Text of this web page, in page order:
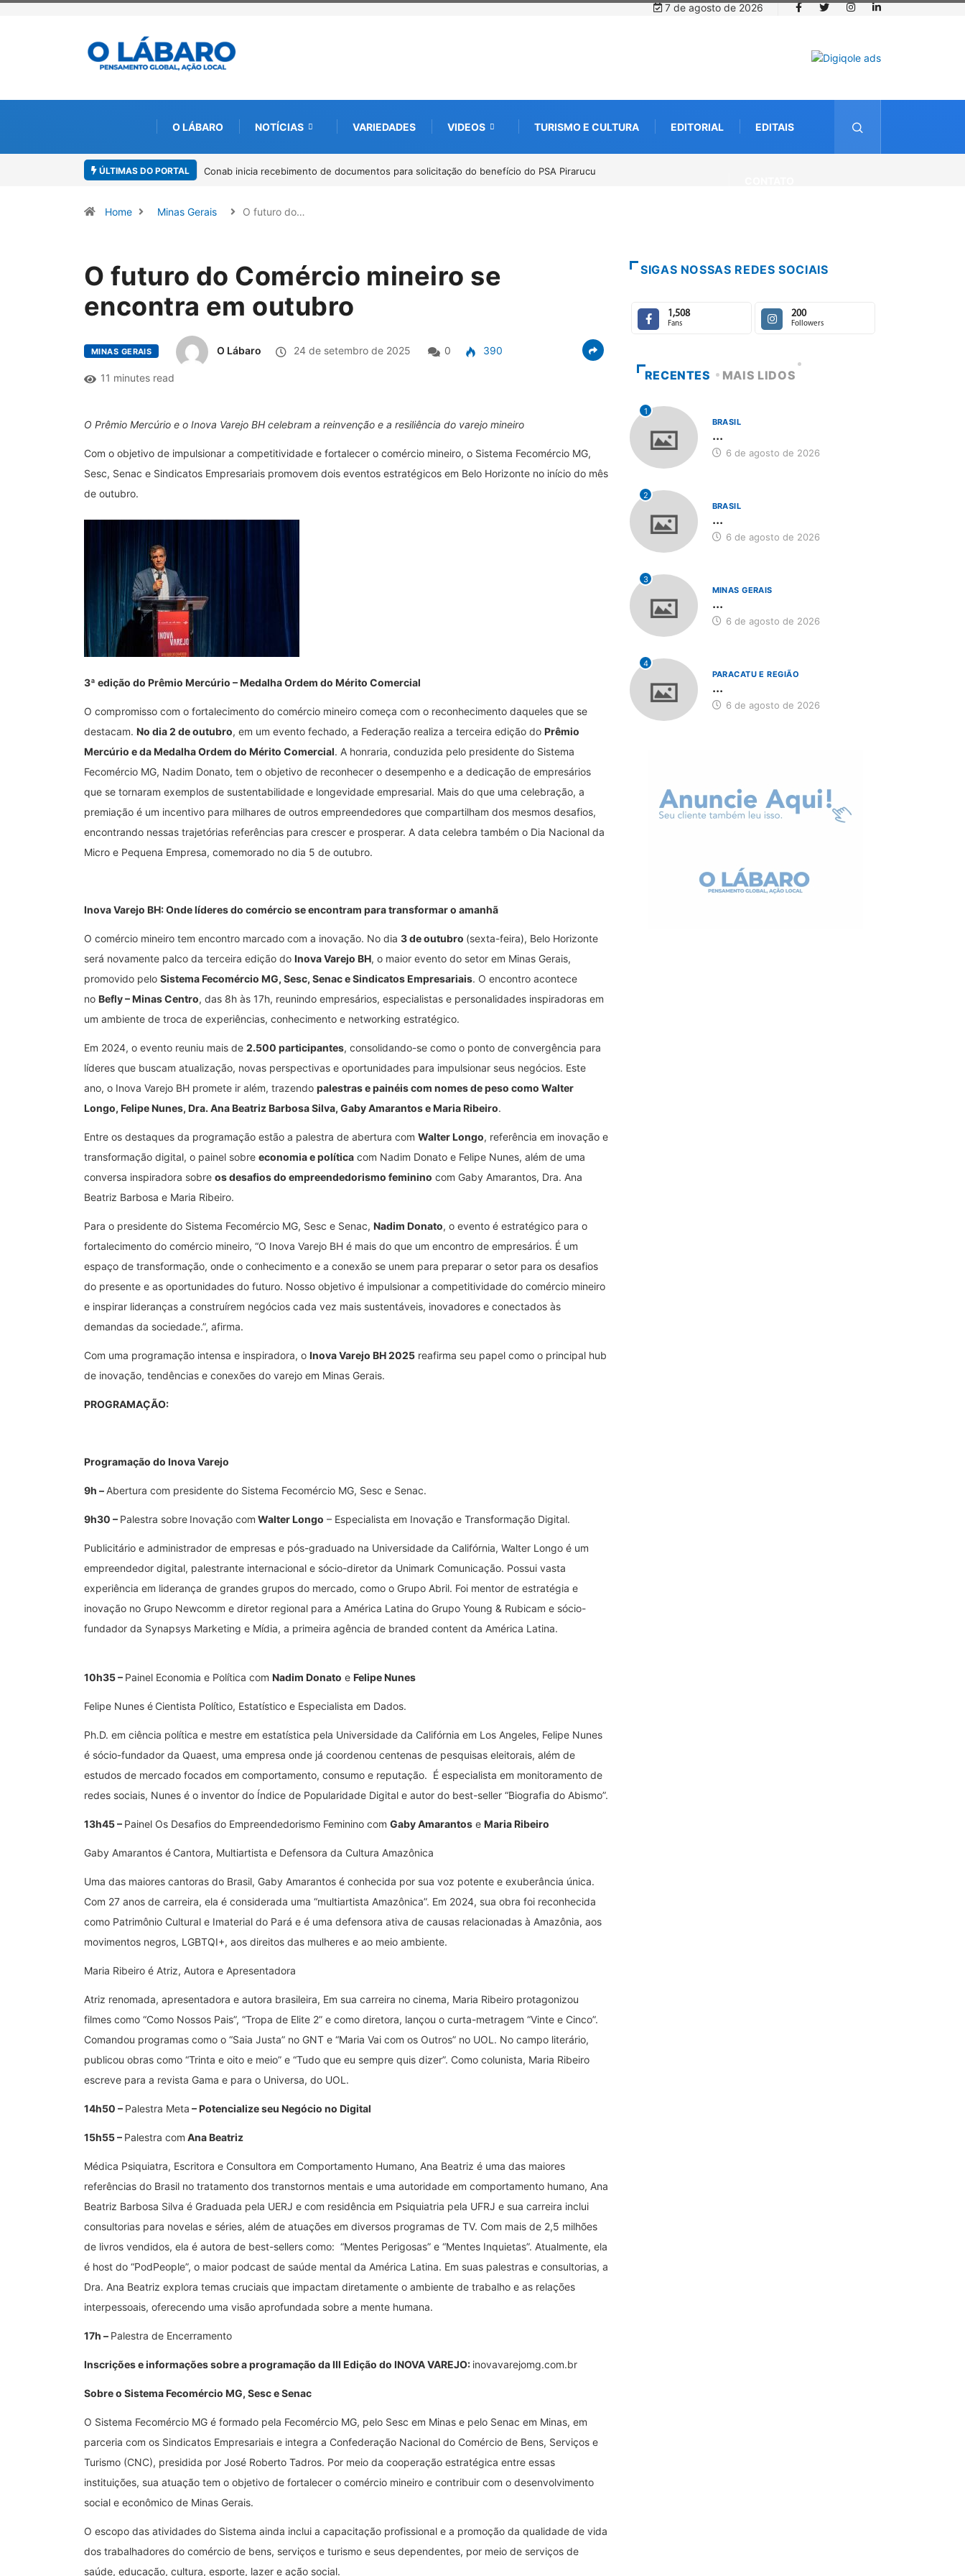
7 de agosto de 2026
O LÁBARO NOTÍCIAS VARIEDADES VIDEOS TURISMO E CULTURA EDITORIAL EDITAIS
ÚLTIMAS DO PORTAL
solicitação do benefício do PSA PirarucuWorkshop internacional debate futuro da piscicultura com espécies nativas da
Home Minas Gerais O futuro do…
O futuro do Comércio mineiro se
encontra em outubro
MINAS GERAIS O Lábaro 24 de setembro de 2025 0 390
11 minutes read
O Prêmio Mercúrio e o Inova Varejo BH celebram a reinvenção e a resiliência do varejo mineiro
Com o objetivo de impulsionar a competitividade e fortalecer o comércio mineiro, o Sistema Fecomércio MG,
Sesc, Senac e Sindicatos Empresariais promovem dois eventos estratégicos em Belo Horizonte no início do mês
de outubro.
3ª edição do Prêmio Mercúrio – Medalha Ordem do Mérito Comercial
O compromisso com o fortalecimento do comércio mineiro começa com o reconhecimento daqueles que se
destacam. No dia 2 de outubro, em um evento fechado, a Federação realiza a terceira edição do Prêmio
Mercúrio e da Medalha Ordem do Mérito Comercial. A honraria, conduzida pelo presidente do Sistema
Fecomércio MG, Nadim Donato, tem o objetivo de reconhecer o desempenho e a dedicação de empresários
que se tornaram exemplos de sustentabilidade e longevidade empresarial. Mais do que uma celebração, a
premiação é um incentivo para milhares de outros empreendedores que compartilham dos mesmos desafios,
encontrando nessas trajetórias referências para crescer e prosperar. A data celebra também o Dia Nacional da
Micro e Pequena Empresa, comemorado no dia 5 de outubro.
Inova Varejo BH: Onde líderes do comércio se encontram para transformar o amanhã
O comércio mineiro tem encontro marcado com a inovação. No dia 3 de outubro (sexta-feira), Belo Horizonte
será novamente palco da terceira edição do Inova Varejo BH, o maior evento do setor em Minas Gerais,
promovido pelo Sistema Fecomércio MG, Sesc, Senac e Sindicatos Empresariais. O encontro acontece
no Befly – Minas Centro, das 8h às 17h, reunindo empresários, especialistas e personalidades inspiradoras em
um ambiente de troca de experiências, conhecimento e networking estratégico.
Em 2024, o evento reuniu mais de 2.500 participantes, consolidando-se como o ponto de convergência para
líderes que buscam atualização, novas perspectivas e oportunidades para impulsionar seus negócios. Este
ano, o Inova Varejo BH promete ir além, trazendo palestras e painéis com nomes de peso como Walter
Longo, Felipe Nunes, Dra. Ana Beatriz Barbosa Silva, Gaby Amarantos e Maria Ribeiro.
Entre os destaques da programação estão a palestra de abertura com Walter Longo, referência em inovação e
transformação digital, o painel sobre economia e política com Nadim Donato e Felipe Nunes, além de uma
conversa inspiradora sobre os desafios do empreendedorismo feminino com Gaby Amarantos, Dra. Ana
Beatriz Barbosa e Maria Ribeiro.
Para o presidente do Sistema Fecomércio MG, Sesc e Senac, Nadim Donato, o evento é estratégico para o
fortalecimento do comércio mineiro, “O Inova Varejo BH é mais do que um encontro de empresários. É um
espaço de transformação, onde o conhecimento e a conexão se unem para preparar o setor para os desafios
do presente e as oportunidades do futuro. Nosso objetivo é impulsionar a competitividade do comércio mineiro
e inspirar lideranças a construírem negócios cada vez mais sustentáveis, inovadores e conectados às
demandas da sociedade.”, afirma.
Com uma programação intensa e inspiradora, o Inova Varejo BH 2025 reafirma seu papel como o principal hub
de inovação, tendências e conexões do varejo em Minas Gerais.
PROGRAMAÇÃO:
Programação do Inova Varejo
9h – Abertura com presidente do Sistema Fecomércio MG, Sesc e Senac.
9h30 – Palestra sobre Inovação com Walter Longo – Especialista em Inovação e Transformação Digital.
Publicitário e administrador de empresas e pós-graduado na Universidade da Califórnia, Walter Longo é um
empreendedor digital, palestrante internacional e sócio-diretor da Unimark Comunicação. Possui vasta
experiência em liderança de grandes grupos do mercado, como o Grupo Abril. Foi mentor de estratégia e
inovação no Grupo Newcomm e diretor regional para a América Latina do Grupo Young & Rubicam e sócio-
fundador da Synapsys Marketing e Mídia, a primeira agência de branded content da América Latina.
10h35 – Painel Economia e Política com Nadim Donato e Felipe Nunes
Felipe Nunes é Cientista Político, Estatístico e Especialista em Dados.
Ph.D. em ciência política e mestre em estatística pela Universidade da Califórnia em Los Angeles, Felipe Nunes
é sócio-fundador da Quaest, uma empresa onde já coordenou centenas de pesquisas eleitorais, além de
estudos de mercado focados em comportamento, consumo e reputação. É especialista em monitoramento de
redes sociais, Nunes é o inventor do Índice de Popularidade Digital e autor do best-seller “Biografia do Abismo”.
13h45 – Painel Os Desafios do Empreendedorismo Feminino com Gaby Amarantos e Maria Ribeiro
Gaby Amarantos é Cantora, Multiartista e Defensora da Cultura Amazônica
Uma das maiores cantoras do Brasil, Gaby Amarantos é conhecida por sua voz potente e exuberância única.
Com 27 anos de carreira, ela é considerada uma “multiartista Amazônica”. Em 2024, sua obra foi reconhecida
como Patrimônio Cultural e Imaterial do Pará e é uma defensora ativa de causas relacionadas à Amazônia, aos
movimentos negros, LGBTQI+, aos direitos das mulheres e ao meio ambiente.
Maria Ribeiro é Atriz, Autora e Apresentadora
Atriz renomada, apresentadora e autora brasileira, Em sua carreira no cinema, Maria Ribeiro protagonizou
filmes como “Como Nossos Pais”, “Tropa de Elite 2” e como diretora, lançou o curta-metragem “Vinte e Cinco”.
Comandou programas como o “Saia Justa” no GNT e “Maria Vai com os Outros” no UOL. No campo literário,
publicou obras como “Trinta e oito e meio” e “Tudo que eu sempre quis dizer”. Como colunista, Maria Ribeiro
escreve para a revista Gama e para o Universa, do UOL.
14h50 – Palestra Meta – Potencialize seu Negócio no Digital
15h55 – Palestra com Ana Beatriz
Médica Psiquiatra, Escritora e Consultora em Comportamento Humano, Ana Beatriz é uma das maiores
referências do Brasil no tratamento dos transtornos mentais e uma autoridade em comportamento humano, Ana
Beatriz Barbosa Silva é Graduada pela UERJ e com residência em Psiquiatria pela UFRJ e sua carreira inclui
consultorias para novelas e séries, além de atuações em diversos programas de TV. Com mais de 2,5 milhões
de livros vendidos, ela é autora de best-sellers como: “Mentes Perigosas” e “Mentes Inquietas”. Atualmente, ela
é host do “PodPeople”, o maior podcast de saúde mental da América Latina. Em suas palestras e consultorias, a
Dra. Ana Beatriz explora temas cruciais que impactam diretamente o ambiente de trabalho e as relações
interpessoais, oferecendo uma visão aprofundada sobre a mente humana.
17h – Palestra de Encerramento
Inscrições e informações sobre a programação da III Edição do INOVA VAREJO: inovavarejomg.com.br
Sobre o Sistema Fecomércio MG, Sesc e Senac
O Sistema Fecomércio MG é formado pela Fecomércio MG, pelo Sesc em Minas e pelo Senac em Minas, em
parceria com os Sindicatos Empresariais e integra a Confederação Nacional do Comércio de Bens, Serviços e
Turismo (CNC), presidida por José Roberto Tadros. Por meio da cooperação estratégica entre essas
instituições, sua atuação tem o objetivo de fortalecer o comércio mineiro e contribuir com o desenvolvimento
social e econômico de Minas Gerais.
O escopo das atividades do Sistema ainda inclui a capacitação profissional e a promoção da qualidade de vida
dos trabalhadores do comércio de bens, serviços e turismo e seus dependentes, por meio de serviços de
saúde, educação, cultura, esporte, lazer e ação social.
SIGAS NOSSAS REDES SOCIAIS
1,508
Fans
200
Followers
RECENTES MAIS LIDOS
1
BRASIL
...
6 de agosto de 2026
2
BRASIL
...
6 de agosto de 2026
3
MINAS GERAIS
...
6 de agosto de 2026
4
PARACATU E REGIÃO
...
6 de agosto de 2026